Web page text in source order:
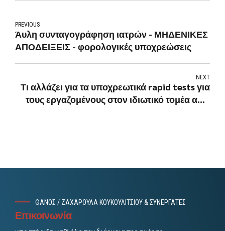
PREVIOUS
Άυλη συνταγογράφηση ιατρών - ΜΗΔΕΝΙΚΕΣ
ΑΠΟΔΕΙΞΕΙΣ - φορολογικές υποχρεώσεις
NEXT
Τι αλλάζει για τα υποχρεωτικά rapid tests για
τους εργαζομένους στον ιδιωτικό τομέα από
ΘΑΝΟΣ / ΖΑΧΑΡΟΥΛΑ ΚΟΥΚΟΥΛΙΤΣΙΟΥ & ΣΥΝΕΡΓΑΤΕΣ
Επικοινωνία